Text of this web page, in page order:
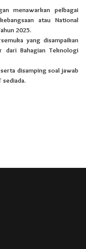
menawarkan pelbagai
atau National
2025.
yang disampaikan
dari Bahagian Teknologi
disamping soal jawab
sediada.